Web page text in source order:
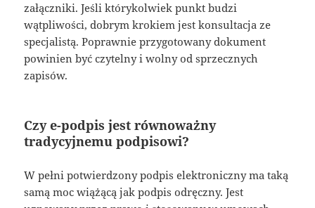
załączniki. Jeśli którykolwiek punkt budzi
wątpliwości, dobrym krokiem jest konsultacja ze
specjalistą. Poprawnie przygotowany dokument
powinien być czytelny i wolny od sprzecznych
zapisów.
Czy e-podpis jest równoważny
tradycyjnemu podpisowi?
W pełni potwierdzony podpis elektroniczny ma taką
samą moc wiążącą jak podpis odręczny. Jest